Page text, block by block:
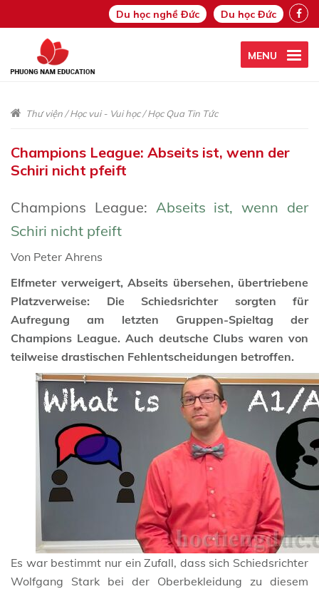
Du học nghề Đức Du học Đức
MENU
Thư viện/Học vui - Vui học/Học Qua Tin Tức
Champions League: Abseits ist, wenn der
Schiri nicht pfeift
Champions League: Abseits ist, wenn der
Schiri nicht pfeift
Von Peter Ahrens
Elfmeter verweigert, Abseits übersehen, übertriebene
Platzverweise: Die Schiedsrichter sorgten für
Aufregung am letzten Gruppen-Spieltag der
Champions League. Auch deutsche Clubs waren von
teilweise drastischen Fehlentscheidungen betroffen.
Es war bestimmt nur ein Zufall, dass sich Schiedsrichter
Wolfgang Stark bei der Oberbekleidung zu diesem